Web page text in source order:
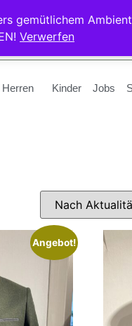
gemütlichem
Verwerfen
Herren Kinder Jobs
Angebot!